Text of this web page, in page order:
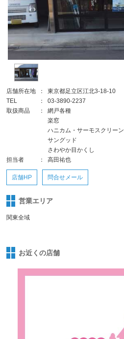
店舗所在地 ：
東京都足立区江北3-18-10
TEL
：
03-3890-2237
取扱商品
：
網戸各種
楽窓
ハニカム・サーモスクリーン
サングッド
さわやか目かくし
担当者
： 高田祐也
店舗HP 問合せメール
営業エリア
関東全域
お近くの店舗